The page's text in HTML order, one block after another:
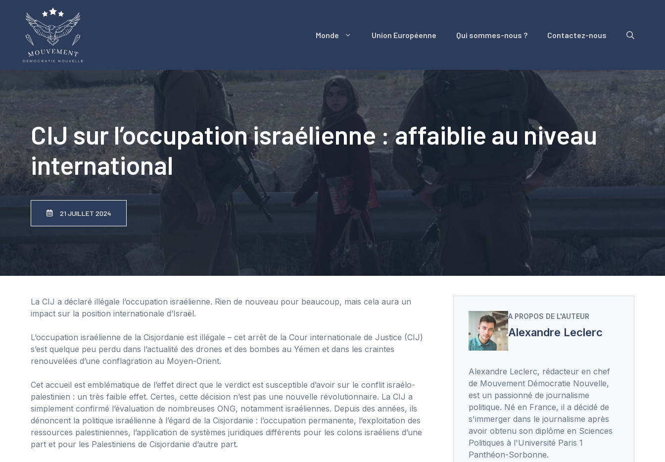
Monde Union Européenne Qui sommes-nous ? Contactez-nous
CIJ sur l’occupation israélienne : affaiblie au niveau
international
21 JUILLET 2024
La CIJ a déclaré illégale l’occupation israélienne. Rien de nouveau pour beaucoup, mais cela aura un
impact sur la position internationale d’Israël.
L’occupation israélienne de la Cisjordanie est illégale – cet arrêt de la Cour internationale de Justice (CIJ)
s’est quelque peu perdu dans l’actualité des drones et des bombes au Yémen et dans les craintes
renouvelées d’une conflagration au Moyen-Orient.
Cet accueil est emblématique de l’effet direct que le verdict est susceptible d’avoir sur le conflit israélo-
palestinien : un très faible effet. Certes, cette décision n’est pas une nouvelle révolutionnaire. La CIJ a
simplement confirmé l’évaluation de nombreuses ONG, notamment israéliennes. Depuis des années, ils
dénoncent la politique israélienne à l’égard de la Cisjordanie : l’occupation permanente, l’exploitation des
ressources palestiniennes, l’application de systèmes juridiques différents pour les colons israéliens d’une
part et pour les Palestiniens de Cisjordanie d’autre part.
A PROPOS DE L'AUTEUR
Alexandre Leclerc
Alexandre Leclerc, rédacteur en chef
de Mouvement Démocratie Nouvelle,
est un passionné de journalisme
politique. Né en France, il a décidé de
s'immerger dans le journalisme après
avoir obtenu son diplôme en Sciences
Politiques à l'Université Paris 1
Panthéon-Sorbonne.